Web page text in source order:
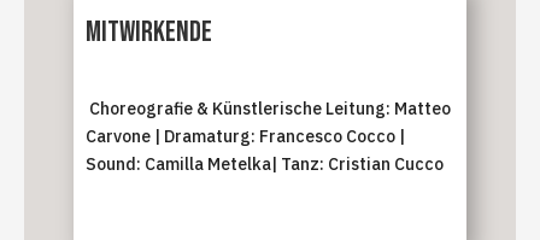
Mitwirkende
Choreografie & Künstlerische Leitung: Matteo
Carvone | Dramaturg: Francesco Cocco |
Sound: Camilla Metelka| Tanz: Cristian Cucco